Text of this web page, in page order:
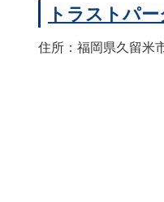
トラストパ
住所：福岡県久留米